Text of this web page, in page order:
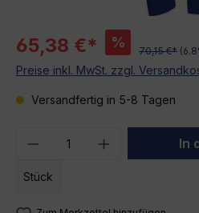
65,38 €* %
70,15 €*
Preise inkl. MwSt. zzgl.
Versandfertig in 5-8 Tagen
Produkt Anzahl:
Stück
In